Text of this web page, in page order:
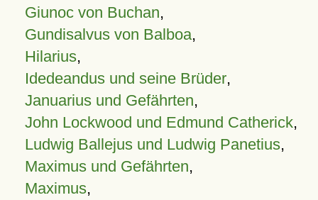
Giunoc von Buchan,
Gundisalvus von Balboa,
Hilarius,
Idedeandus und seine Brüder,
Januarius und Gefährten,
John Lockwood und Edmund Catherick,
Ludwig Ballejus und Ludwig Panetius,
Maximus und Gefährten,
Maximus,